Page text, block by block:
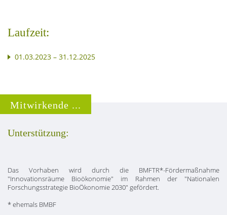
Laufzeit:
01.03.2023 – 31.12.2025
Mitwirkende ...
Unterstützung:
Das Vorhaben wird durch die BMFTR*-Fördermaßnahme
"Innovationsräume Bioökonomie" im Rahmen der "Nationalen
Forschungsstrategie BioÖkonomie 2030" gefördert.
* ehemals BMBF